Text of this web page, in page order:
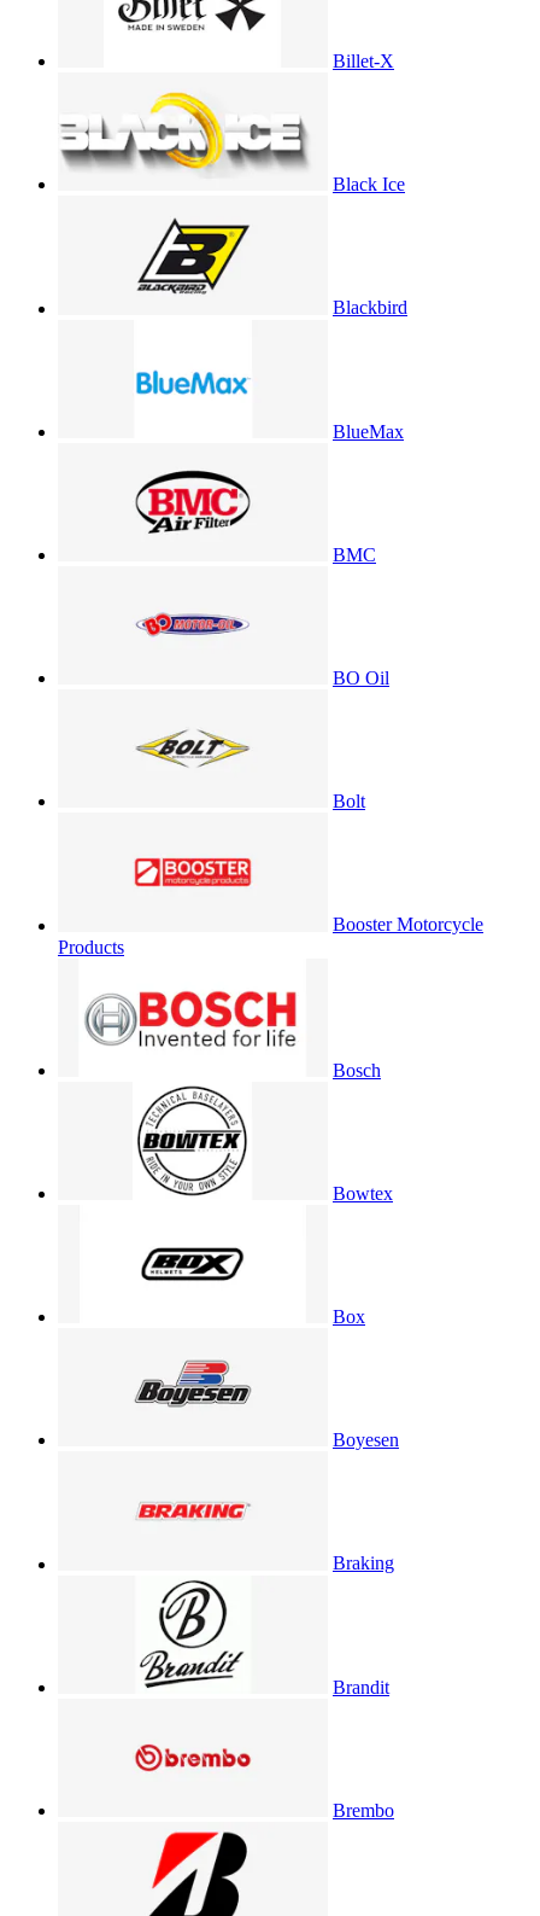
Billet-X
Black Ice
Blackbird
BlueMax
BMC
BO Oil
Bolt
Booster Motorcycle
Products
Bosch
Bowtex
Box
Boyesen
Braking
Brandit
Brembo